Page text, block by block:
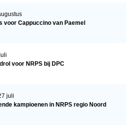
voor Cappuccino van Paemel
voor NRPS bij DPC
juli
kampioenen in NRPS regio Noord